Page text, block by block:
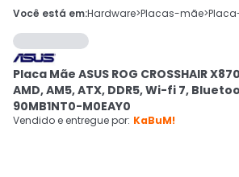
 Olá. Acesse sua conta
 Departamentos
Cupons
Mais Vendidos
CADASTRE-SE
Você está em:Hardware>Placas-mãe>
Placa Mãe ASUS ROG CROSSHAIR
AMD, AM5, ATX, DDR5, Wi-fi 7,
90MB1NT0-M0EAY0
Vendido e entregue por: KaBuM!